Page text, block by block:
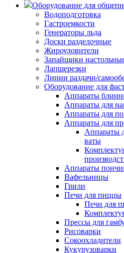
Оборудование для
Водоподготовка
Гастроемкости
Генераторы льда
Доски разделочные
Жироуловители
Запайщики
Лапшерезки
Линии раздачи/
Оборудование для
Аппараты
Аппараты для
Аппараты для
Аппараты для
Аппараты
ваты
Аппараты
Вафельницы
Грили
Печи для пиццы
Печи для
Прессы для
Рисоварки
Сокоохладители
Кукурузоварки